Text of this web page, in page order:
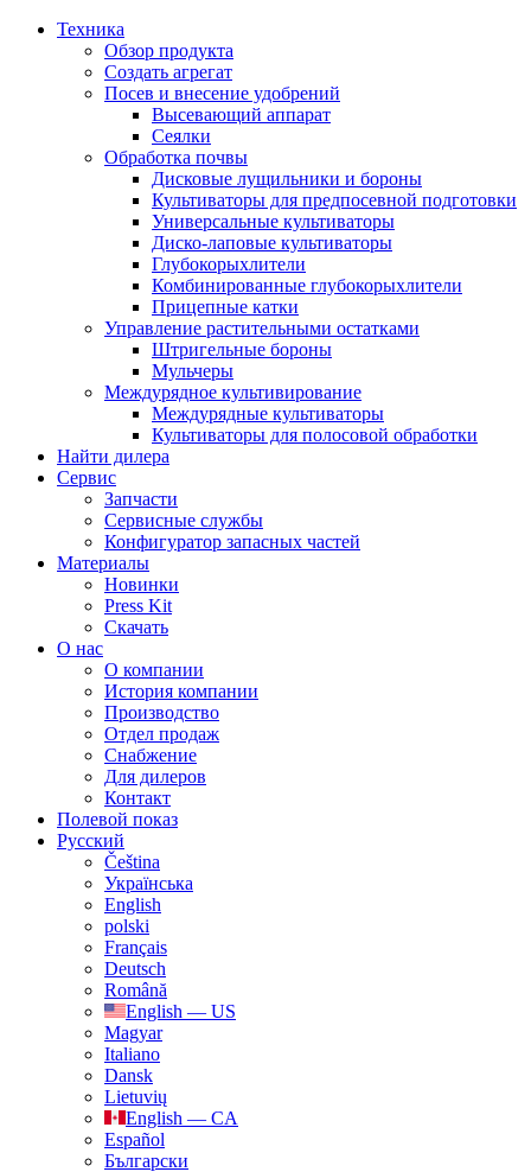
Техника
Обзор продукта
Создать агрегат
Посев и внесение удобрений
Высевающий аппарат
Сеялки
Oбработка почвы
Дисковые лущильники и бороны
Культиваторы для предпосевной подготовки
Универсальные культиваторы
Диско-лаповые культиваторы
Глубокорыхлители
Комбинированные глубокорыхлители
Прицепные катки
Управление растительными остатками
Штригельные бороны
Мульчеры
Междурядное культивирование
Междурядные культиваторы
Культиваторы для полосовой обработки
Найти дилера
Сервис
Запчасти
Сервисные службы
Конфигуратор запасных частей
Материалы
Новинки
Press Kit
Скачать
О нас
О компании
История компании
Производство
Отдел продаж
Cнабжение
Для дилеров
Контакт
Полевой показ
Русский
Čeština
Українська
English
polski
Français
Deutsch
Română
English — US
Magyar
Italiano
Dansk
Lietuvių
English — CA
Español
Български